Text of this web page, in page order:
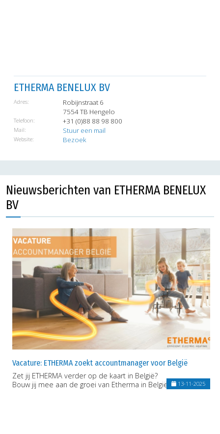
ETHERMA BENELUX BV
Adres:
Robijnstraat 6
7554 TB Hengelo
Telefoon: +31 (0)88 88 98 800
Mail: Stuur een mail
Website: Bezoek
Nieuwsberichten van ETHERMA BENELUX
BV
Vacature: ETHERMA zoekt accountmanager voor België
Zet jij ETHERMA verder op de kaart in België?
Bouw jij mee aan de groei van Etherma in België?
13-11-2025